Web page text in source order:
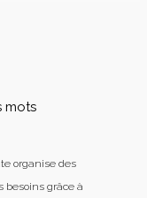
mots
organise des
besoins grâce à